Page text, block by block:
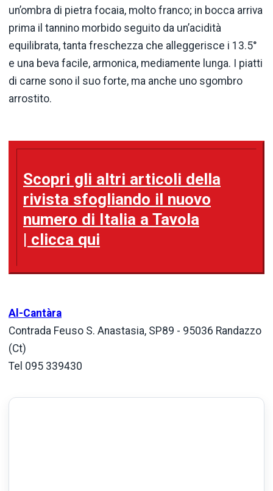
un’ombra di pietra focaia, molto franco; in bocca arriva
prima il tannino morbido seguito da un’acidità
equilibrata, tanta freschezza che alleggerisce i 13.5°
e una beva facile, armonica, mediamente lunga. I piatti
di carne sono il suo forte, ma anche uno sgombro
arrostito.
Scopri gli altri articoli della
rivista sfogliando il nuovo
numero di Italia a Tavola
| clicca qui
Al-Cantàra
Contrada Feuso S. Anastasia, SP89 - 95036 Randazzo
(Ct)
Tel 095 339430